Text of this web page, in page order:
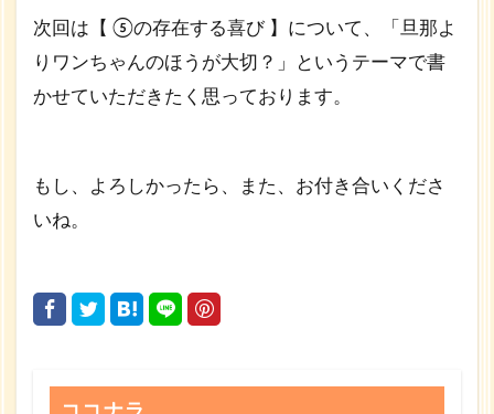
次回は【 ⑤の存在する喜び 】について、「旦那よ
りワンちゃんのほうが大切？」というテーマで書
かせていただきたく思っております。
もし、よろしかったら、また、お付き合いくださ
いね。